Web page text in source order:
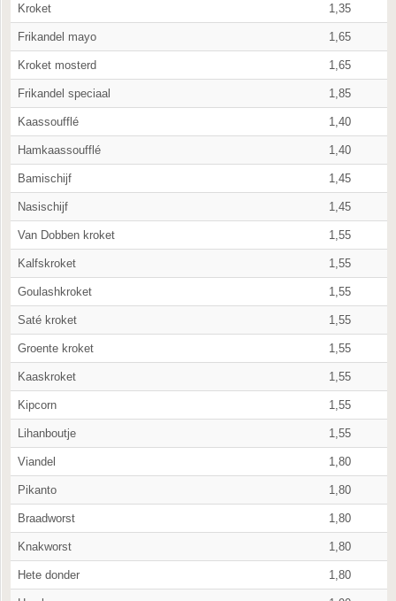
Kroket 1,35
Frikandel mayo 1,65
Kroket mosterd 1,65
Frikandel speciaal 1,85
Kaassoufflé 1,40
Hamkaassoufflé 1,40
Bamischijf 1,45
Nasischijf 1,45
Van Dobben kroket 1,55
Kalfskroket 1,55
Goulashkroket 1,55
Saté kroket 1,55
Groente kroket 1,55
Kaaskroket 1,55
Kipcorn 1,55
Lihanboutje 1,55
Viandel 1,80
Pikanto 1,80
Braadworst 1,80
Knakworst 1,80
Hete donder 1,80